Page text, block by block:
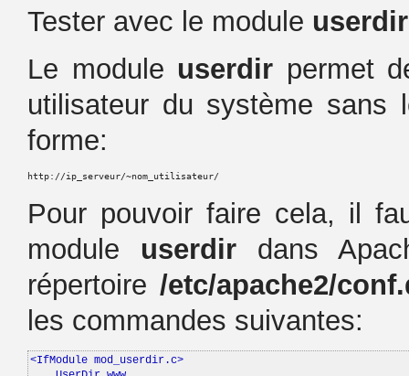
Tester avec le module userdir
Le module userdir permet
utilisateur du système sans
forme:
http://ip_serveur/~nom_utilisateur/
Pour pouvoir faire cela, il
module userdir dans
répertoire /etc/apache2/
les commandes suivantes:
<IfModule mod_userdir.c>